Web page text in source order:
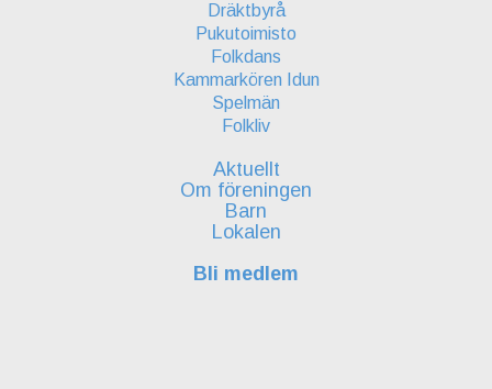
Dräktbyrå
Pukutoimisto
Folkdans
Kammarkören Idun
Spelmän
Folkliv
Aktuellt
Om föreningen
Barn
Lokalen
Bli medlem